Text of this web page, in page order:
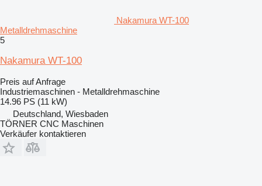
Nakamura WT-100
Metalldrehmaschine
5
Nakamura WT-100
Preis auf Anfrage
Industriemaschinen - Metalldrehmaschine
14.96 PS (11 kW)
Deutschland, Wiesbaden
TÖRNER CNC Maschinen
Verkäufer kontaktieren